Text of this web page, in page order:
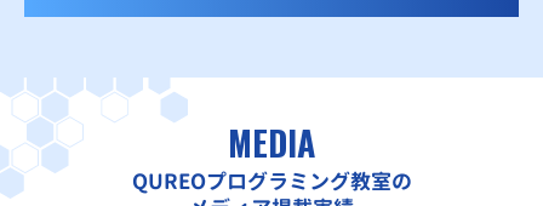
MEDIA
QUREOプログラミング教室の